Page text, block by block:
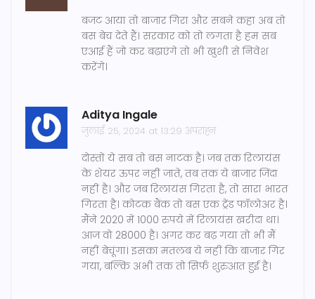
बजट आया तो बाजार गिरा और सबने कहा अब तो
बस बेच देते हैं। सरकार को तो लगता है हम सब
एआई हैं जो कर बढ़ाएंगे तो भी खुशी से निवेश
करेंगे।
Aditya Ingale
जुलाई 25, 2024 at 13:29 अपराह्न
दोस्तों ये सब तो बस नाटक है। जब तक रिलायंस
के शेयर ऊपर नहीं जाते, तब तक ये बाजार जिंदा
नहीं है। और जब रिलायंस गिरता है, तो सारा भारत
गिरता है। कोटक बैंक तो बस एक ट्रेंड फॉलोअर है।
मैंने 2020 में 1000 रुपये में रिलायंस खरीदा था।
आज वो 28000 है। अगर कर बढ़ गया तो भी मैं
नहीं बेचूंगा। इसका मतलब ये नहीं कि बाजार गिर
गया, बल्कि अभी तक तो सिर्फ शुरुआत हुई है।